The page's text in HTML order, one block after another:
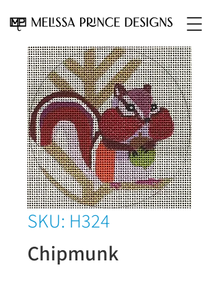
SKU: H324
Chipmunk